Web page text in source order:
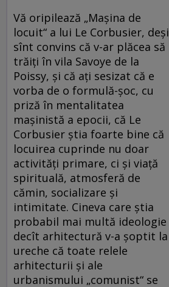
Vă oripilează „Maşina de
locuit“ a lui Le Corbusier, deşi
sînt convins că v-ar plăcea să
trăiţi în vila Savoye de la
Poissy, şi că aţi sesizat că e
vorba de o formulă-şoc, cu
priză în mentalitatea
maşinistă a epocii, că Le
Corbusier ştia foarte bine că
locuirea cuprinde nu doar
activităţi primare, ci şi viaţă
spirituală, atmosferă de
cămin, socializare şi
intimitate. Cineva care ştia
probabil mai multă ideologie
decît arhitectură v-a şoptit la
ureche că toate relele
arhitecturii şi ale
urbanismului „comunist“ se